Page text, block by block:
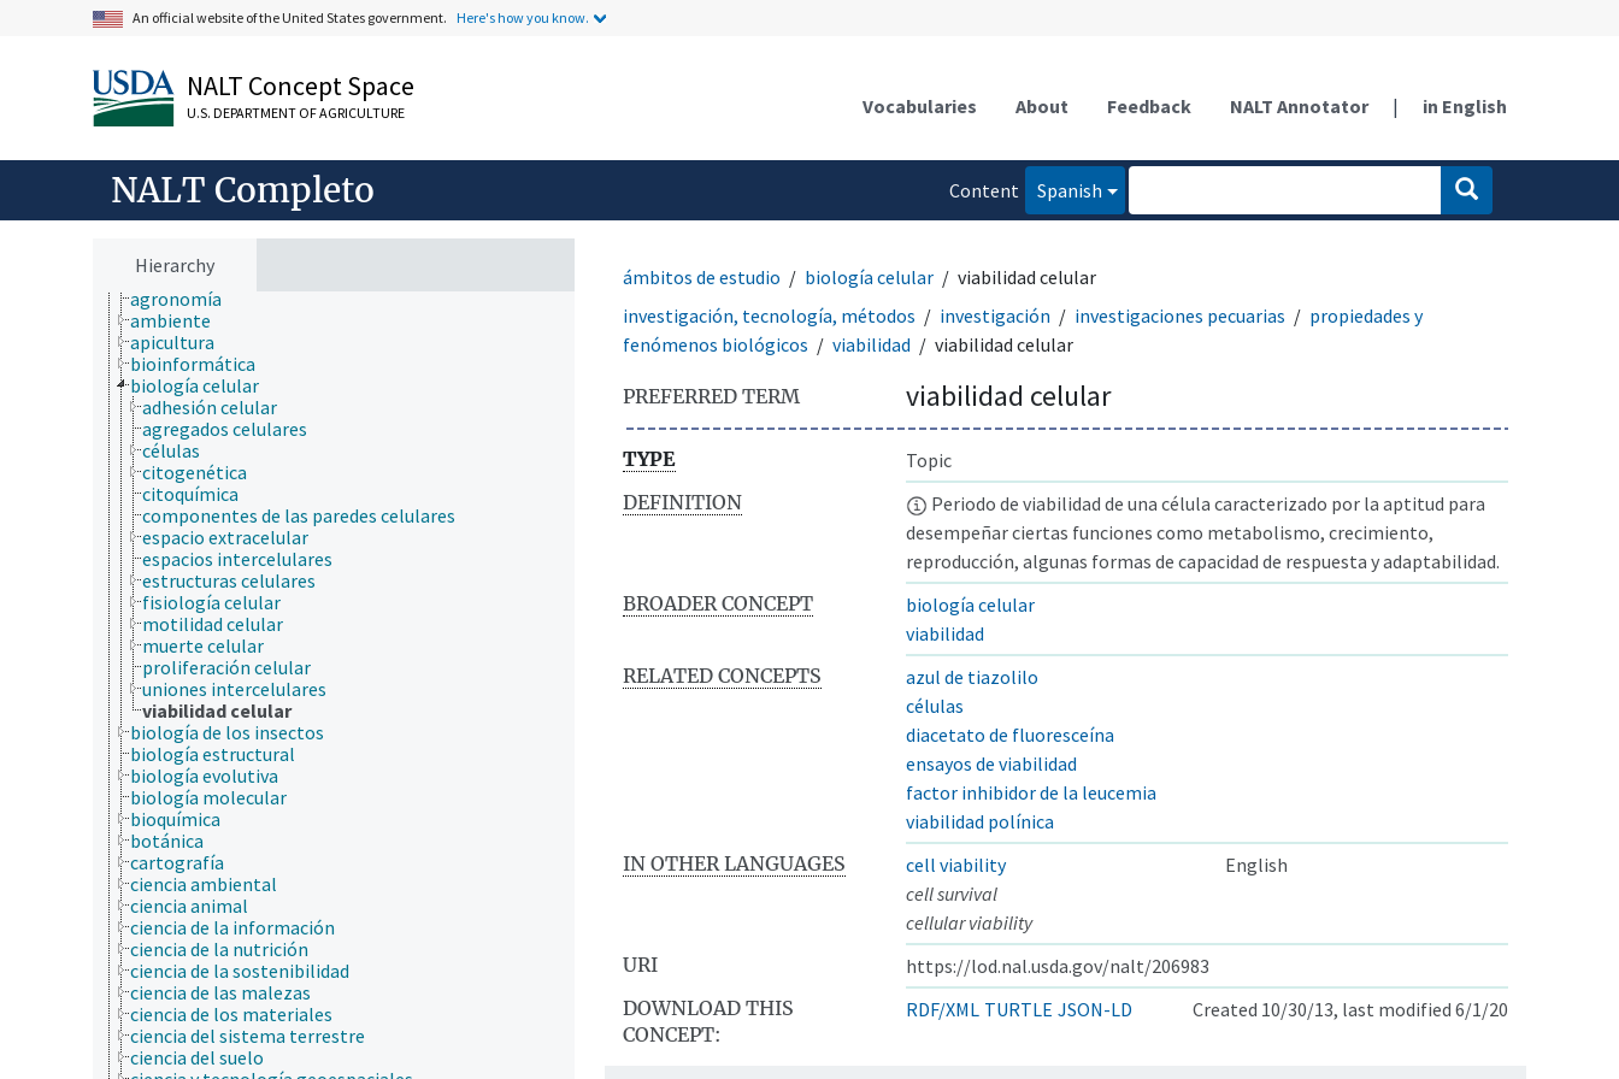
An official website of the United States government. Here's how you know.
NALT Concept Space
U.S. DEPARTMENT OF AGRICULTURE Vocabularies About Feedback NALT Annotator | in English
NALT Completo
Content
Spanish
Hierarchy
aerobiología
agricultura
agronomía
ambiente
apicultura
bioinformática
biología celular
adhesión celular
agregados celulares
células
citogenética
citoquímica
componentes de las paredes celulares
espacio extracelular
espacios intercelulares
estructuras celulares
fisiología celular
motilidad celular
muerte celular
proliferación celular
uniones intercelulares
viabilidad celular
biología de los insectos
biología estructural
biología evolutiva
biología molecular
bioquímica
botánica
cartografía
ciencia ambiental
ciencia animal
ciencia de la información
ciencia de la nutrición
ciencia de la sostenibilidad
ciencia de las malezas
ciencia de los materiales
ciencia del sistema terrestre
ciencia del suelo
ámbitos de estudio biología celular
viabilidad celular
investigación, tecnología, métodos
investigación investigaciones pecuarias
propiedades y
fenómenos biológicos
viabilidad viabilidad celular
PREFERRED TERM viabilidad celular
TYPE
Topic
DEFINITION
Periodo de viabilidad de una célula caracterizado por la aptitud para
desempeñar ciertas funciones como metabolismo, crecimiento,
reproducción, algunas formas de capacidad de respuesta y adaptabilidad.
BROADER CONCEPT
biología celular
viabilidad
RELATED CONCEPTS
azul de tiazolilo
células
diacetato de fluoresceína
ensayos de viabilidad
factor inhibidor de la leucemia
viabilidad polínica
IN OTHER LANGUAGES
cell viability
English
cell survival
cellular viability
URI
https://lod.nal.usda.gov/nalt/206983
DOWNLOAD THIS
CONCEPT:
RDF/XML TURTLE JSON-LD Created 10/30/13, last modified 6/1/20